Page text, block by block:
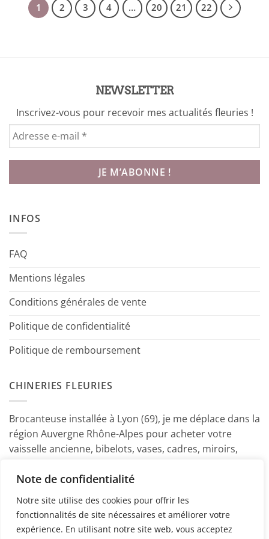
Note de confidentialité
Notre site utilise des cookies pour offrir les
fonctionnalités de site nécessaires et améliorer votre
expérience. En utilisant notre site web, vous acceptez
1 2 3 4 … 20 21 22
NEWSLETTER
Inscrivez-vous pour recevoir mes actualités fleuries !
INFOS
FAQ
Mentions légales
Conditions générales de vente
Politique de confidentialité
Politique de remboursement
CHINERIES FLEURIES
Brocanteuse installée à Lyon (69), je me déplace dans la
région Auvergne Rhône-Alpes pour acheter votre
vaisselle ancienne, bibelots, vases, cadres, miroirs,
Marine